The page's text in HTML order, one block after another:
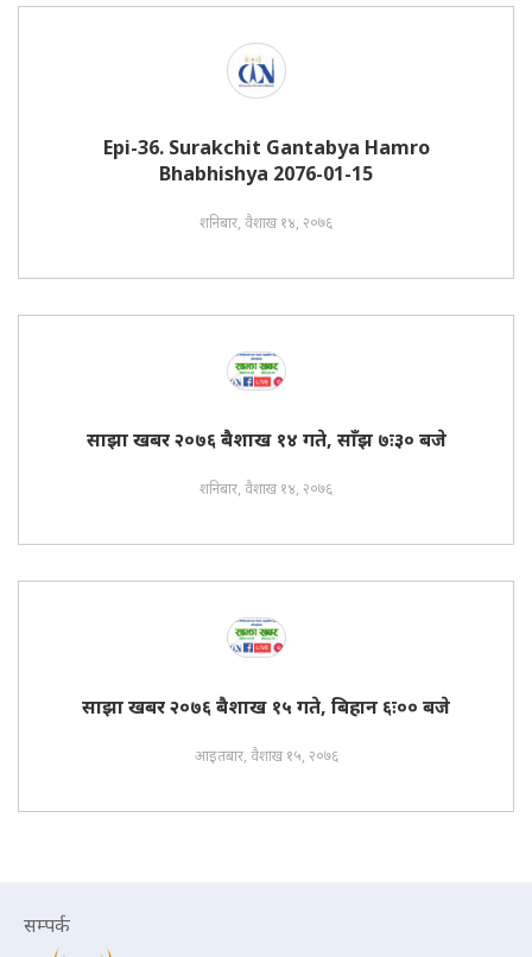
Epi-36. Surakchit Gantabya Hamro
Bhabhishya 2076-01-15
शनिबार, वैशाख १४, २०७६
साझा खबर २०७६ बैशाख १४ गते, साँझ ७ः३० बजे
शनिबार, वैशाख १४, २०७६
साझा खबर २०७६ बैशाख १५ गते, बिहान ६ः०० बजे
आइतबार, वैशाख १५, २०७६
सम्पर्क